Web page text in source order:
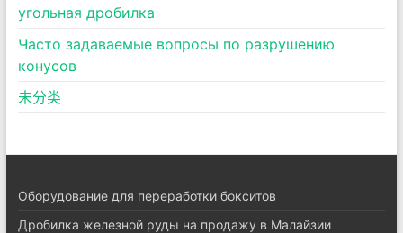
угольная дробилка
Часто задаваемые вопросы по разрушению
конусов
未分类
Оборудование для переработки бокситов
Дробилка железной руды на продажу в Малайзии